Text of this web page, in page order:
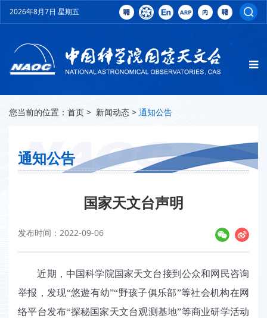
2026年8月7日 星期五
您当前的位置： 首页 > 新闻动态 > 通知公告
通知公告
国家天文台声明
发布时间：2022-09-06
近期，中国科学院国家天文台接到公众和网民咨询
举报，发现“悠遊有幼”“野孩子俱乐部”等社会机构在网
络平台发布“探秘国家天文台观测基地”等商业研学活动